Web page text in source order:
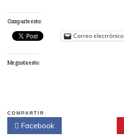
Comparte esto:
Correo electrónico
Me gusta esto:
COMPARTIR
Facebook